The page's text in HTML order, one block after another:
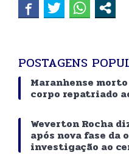
POSTAGENS
Maranhense
corpo repatriado
Weverton Rocha
após nova fase da
investigação ao